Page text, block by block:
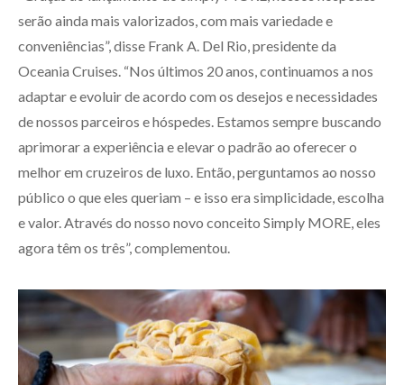
serão ainda mais valorizados, com mais variedade e
conveniências”, disse Frank A. Del Rio, presidente da
Oceania Cruises. “Nos últimos 20 anos, continuamos a nos
adaptar e evoluir de acordo com os desejos e necessidades
de nossos parceiros e hóspedes. Estamos sempre buscando
aprimorar a experiência e elevar o padrão ao oferecer o
melhor em cruzeiros de luxo. Então, perguntamos ao nosso
público o que eles queriam – e isso era simplicidade, escolha
e valor. Através do nosso novo conceito Simply MORE, eles
agora têm os três”, complementou.